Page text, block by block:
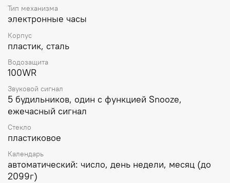
Тип механизма
электронные часы
Корпус
пластик, сталь
Водозащита
100WR
Звуковой сигнал
5 будильников, один с функцией Snooze,
ежечасный сигнал
Стекло
пластиковое
Календарь
автоматический: число, день недели, месяц (до
2099г)